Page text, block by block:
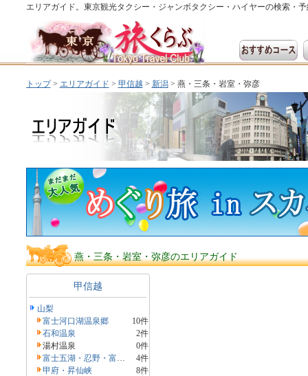
エリアガイド。東京観光タクシー・ジャンボタクシー・ハイヤーの検索・予
トップ> エリアガイド > 甲信越 > 新潟> 燕・三条・岩室・弥彦
燕・三条・岩室・弥彦のエリアガイド
甲信越
山梨
富士河口湖温泉郷
10件
石和温泉
2件
湯村温泉
0件
富士五湖・忍野・富士吉田
4件
甲府・昇仙峡
8件